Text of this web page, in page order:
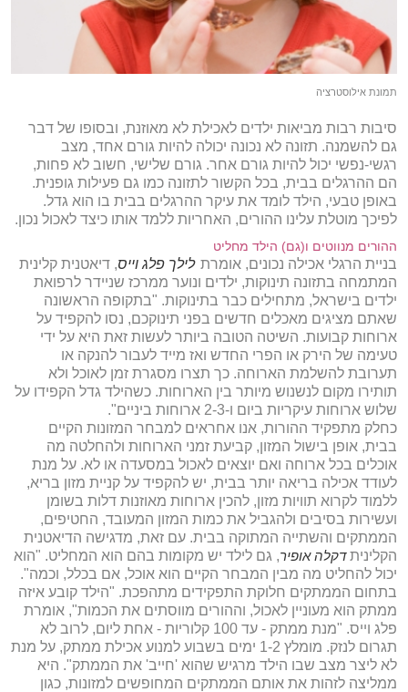
תמונת אילוסטרציה
סיבות רבות מביאות ילדים לאכילת לא מאוזנת, ובסופו של דבר
גם להשמנה. תזונה לא נכונה יכולה להיות גורם אחד, מצב
רגשי-נפשי יכול להיות גורם אחר. גורם שלישי, חשוב לא פחות,
הם ההרגלים בבית, בכל הקשור לתזונה כמו גם פעילות גופנית.
באופן טבעי, הילד לומד את עיקר ההרגלים בבית בו הוא גדל.
לפיכך מוטלת עלינו ההורים, האחריות ללמד אותו כיצד לאכול נכון.
ההורים מנווטים ו(גם) הילד מחליט
בניית הרגלי אכילה נכונים, אומרת לילך פלג וייס, דיאטנית קלינית
המתמחה בתזונה תינוקות, ילדים ונוער ממרכז שניידר לרפואת
ילדים בישראל, מתחילים כבר בתינוקות. "בתקופה הראשונה
שאתם מציגים מאכלים חדשים בפני תינוקכם, נסו להקפיד על
ארוחות קבועות. השיטה הטובה ביותר לעשות זאת היא על ידי
טעימה של הירק או הפרי החדש ואז מייד לעבור להנקה או
תערובת להשלמת הארוחה. כך תצרו מסגרת זמן לאוכל ולא
תותירו מקום לנשנוש מיותר בין הארוחות. כשהילד גדל הקפידו על
שלוש ארוחות עיקריות ביום ו-2-3 ארוחות ביניים".
כחלק מתפקיד ההורות, אנו אחראים למבחר המזונות הקיים
בבית, אופן בישול המזון, קביעת זמני הארוחות ולהחלטה מה
אוכלים בכל ארוחה ואם יוצאים לאכול במסעדה או לא. על מנת
לעודד אכילה בריאה יותר בבית, יש להקפיד על קניית מזון בריא,
ללמוד לקרוא תוויות מזון, להכין ארוחות מאוזנות דלות בשומן
ועשירות בסיבים ולהגביל את כמות המזון המעובד, החטיפים,
הממתקים והשתייה המתוקה בבית. עם זאת, מדגישה הדיאטנית
הקליניתדקלה אופיר, גם לילד יש מקומות בהם הוא המחליט. "הוא
יכול להחליט מה מבין המבחר הקיים הוא אוכל, אם בכלל, וכמה".
בתחום הממתקים חלוקת התפקידים מתהפכת. "הילד קובע איזה
ממתק הוא מעוניין לאכול, וההורים מווסתים את הכמות", אומרת
פלג וייס. "מנת ממתק - עד 100 קלוריות - אחת ליום, לרוב לא
תגרום לנזק. מומלץ 1-2 ימים בשבוע למנוע אכילת ממתק, על מנת
לא ליצר מצב שבו הילד מרגיש שהוא 'חייב' את הממתק". היא
ממליצה לזהות את אותם הממתקים המחופשים למזונות, כגון